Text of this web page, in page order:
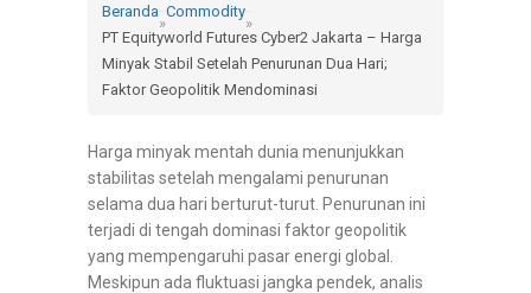
Beranda
»
Commodity
»
PT Equityworld Futures Cyber2 Jakarta – Harga
Minyak Stabil Setelah Penurunan Dua Hari;
Faktor Geopolitik Mendominasi
Harga minyak mentah dunia menunjukkan
stabilitas setelah mengalami penurunan
selama dua hari berturut-turut. Penurunan ini
terjadi di tengah dominasi faktor geopolitik
yang mempengaruhi pasar energi global.
Meskipun ada fluktuasi jangka pendek, analis